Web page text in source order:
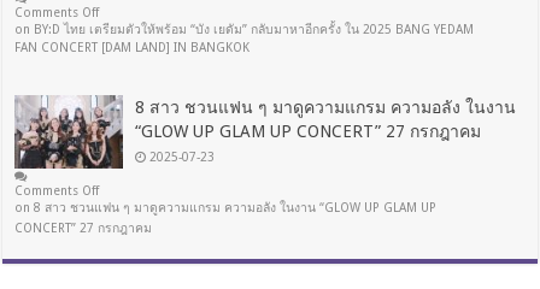
Comments Off
on BY:D ไทย เตรียมตัวให้พร้อม “บัง เยดัม” กลับมาหาอีกครั้ง ใน 2025 BANG YEDAM
FAN CONCERT [DAM LAND] IN BANGKOK
8 สาว ชวนแฟน ๆ มาดูความแกรม ความอลัง ในงาน
“GLOW UP GLAM UP CONCERT” 27 กรกฎาคม
2025-07-23
Comments Off
on 8 สาว ชวนแฟน ๆ มาดูความแกรม ความอลัง ในงาน “GLOW UP GLAM UP
CONCERT” 27 กรกฎาคม